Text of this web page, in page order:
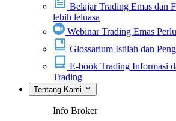
Belajar Trading Emas dan
lebih leluasa
Webinar Trading Emas
Glossarium Istilah dan
E-book Trading Informasi
Trading
Tentang Kami
Info Broker